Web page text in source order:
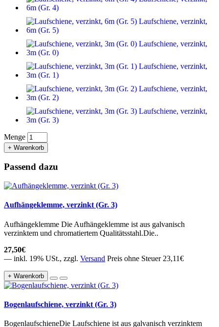
6m (Gr. 4)
Laufschiene, verzinkt,
6m (Gr. 5)
Laufschiene, verzinkt,
3m (Gr. 0)
Laufschiene, verzinkt,
3m (Gr. 1)
Laufschiene, verzinkt,
3m (Gr. 2)
Laufschiene, verzinkt,
3m (Gr. 3)
Menge
+ Warenkorb
Passend dazu
Aufhängeklemme, verzinkt (Gr. 3)
Aufhängeklemme Die Aufhängeklemme ist aus galvanisch
verzinktem und chromatiertem Qualitätsstahl.Die..
27,50€
— inkl. 19% USt., zzgl. Versand Preis ohne Steuer 23,11€
+ Warenkorb
Bogenlaufschiene, verzinkt (Gr. 3)
BogenlaufschieneDie Laufschiene ist aus galvanisch verzinktem